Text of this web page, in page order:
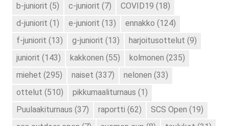
b-juniorit (5) c-juniorit (7) COVID19 (18)
d-juniorit (1) e-juniorit (13) ennakko (124)
f-juniorit (13) g-juniorit (13) harjoitusottelut (9)
juniorit (143) kakkonen (55) kolmonen (235)
miehet (295) naiset (337) nelonen (33)
ottelut (510) pikkumaaliturnaus (1)
Puulaakiturnaus (37) raportti (62) SCS Open (19)